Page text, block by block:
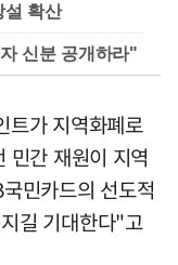
설 확산
신분 공개하라"
트가 지역화폐로
민간 재원이 지역
민카드의 선도적
길 기대한다"고